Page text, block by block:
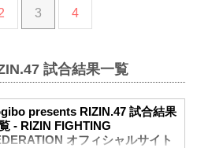
3 4
試合結果一覧
presents RIZIN.47 試合結果
- RIZIN FIGHTING
オフィシャルサイト